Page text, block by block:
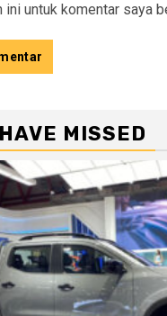
ini untuk komentar saya
MISSED